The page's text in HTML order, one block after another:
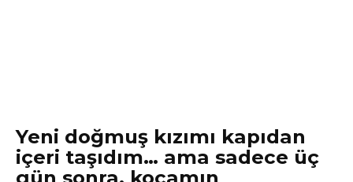
Yeni doğmuş kızımı kapıdan
içeri taşıdım… ama sadece üç
gün sonra, kocamın